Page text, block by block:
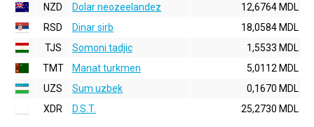
NZD
Dolar neozeelandez
12,6764 MDL
RSD
Dinar sirb
18,0584 MDL
TJS
Somoni tadjic
1,5533 MDL
TMT
Manat turkmen
5,0112 MDL
UZS
Sum uzbek
0,1670 MDL
XDR
D.S.T. 25,2730 MDL